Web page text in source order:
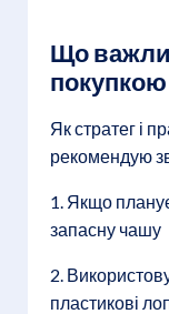
Що
покупкою
Як стратег і
рекомендую
1. Якщо
запасну чашу
2.
пластикові